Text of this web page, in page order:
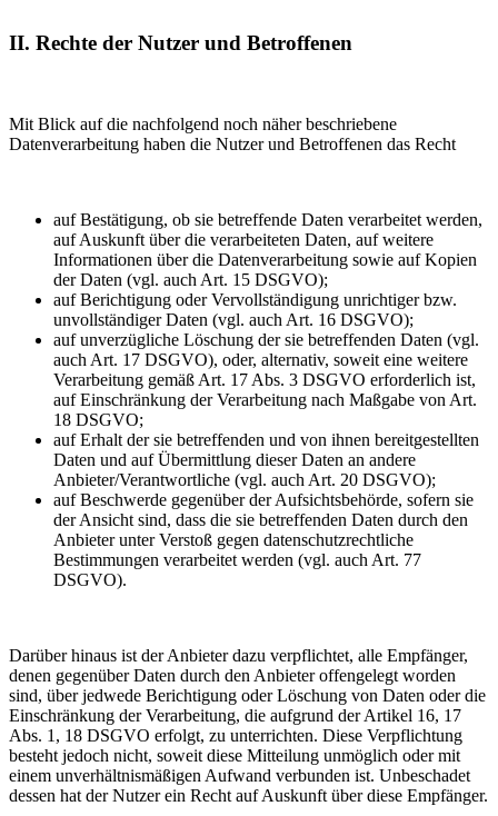
II. Rechte der Nutzer und Betroffenen
Mit Blick auf die nachfolgend noch näher beschriebene
Datenverarbeitung haben die Nutzer und Betroffenen das Recht
auf Bestätigung, ob sie betreffende Daten verarbeitet werden,
auf Auskunft über die verarbeiteten Daten, auf weitere
Informationen über die Datenverarbeitung sowie auf Kopien
der Daten (vgl. auch Art. 15 DSGVO);
auf Berichtigung oder Vervollständigung unrichtiger bzw.
unvollständiger Daten (vgl. auch Art. 16 DSGVO);
auf unverzügliche Löschung der sie betreffenden Daten (vgl.
auch Art. 17 DSGVO), oder, alternativ, soweit eine weitere
Verarbeitung gemäß Art. 17 Abs. 3 DSGVO erforderlich ist,
auf Einschränkung der Verarbeitung nach Maßgabe von Art.
18 DSGVO;
auf Erhalt der sie betreffenden und von ihnen bereitgestellten
Daten und auf Übermittlung dieser Daten an andere
Anbieter/Verantwortliche (vgl. auch Art. 20 DSGVO);
auf Beschwerde gegenüber der Aufsichtsbehörde, sofern sie
der Ansicht sind, dass die sie betreffenden Daten durch den
Anbieter unter Verstoß gegen datenschutzrechtliche
Bestimmungen verarbeitet werden (vgl. auch Art. 77
DSGVO).
Darüber hinaus ist der Anbieter dazu verpflichtet, alle Empfänger,
denen gegenüber Daten durch den Anbieter offengelegt worden
sind, über jedwede Berichtigung oder Löschung von Daten oder die
Einschränkung der Verarbeitung, die aufgrund der Artikel 16, 17
Abs. 1, 18 DSGVO erfolgt, zu unterrichten. Diese Verpflichtung
besteht jedoch nicht, soweit diese Mitteilung unmöglich oder mit
einem unverhältnismäßigen Aufwand verbunden ist. Unbeschadet
dessen hat der Nutzer ein Recht auf Auskunft über diese Empfänger.